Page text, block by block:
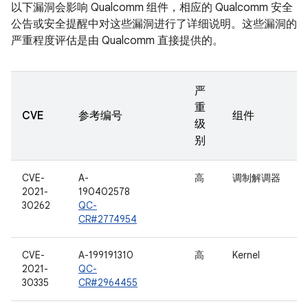
以下漏洞会影响 Qualcomm 组件，相应的 Qualcomm 安全
公告或安全提醒中对这些漏洞进行了详细说明。这些漏洞的
严重程度评估是由 Qualcomm 直接提供的。
CVE 参考编号
严
重
级
别
组件
CVE-
2021-
30262
A-
190402578
QC-
CR#2774954
高 调制解调器
CVE-
2021-
30335
A-199191310
QC-
CR#2964455
高 Kernel